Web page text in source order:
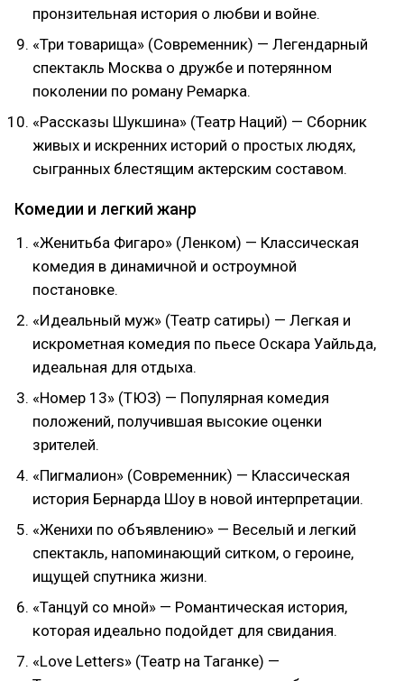
пронзительная история о любви и войне.
«Три товарища» (Современник) — Легендарный
спектакль Москва о дружбе и потерянном
поколении по роману Ремарка.
«Рассказы Шукшина» (Театр Наций) — Сборник
живых и искренних историй о простых людях,
сыгранных блестящим актерским составом.
Комедии и легкий жанр
«Женитьба Фигаро» (Ленком) — Классическая
комедия в динамичной и остроумной
постановке.
«Идеальный муж» (Театр сатиры) — Легкая и
искрометная комедия по пьесе Оскара Уайльда,
идеальная для отдыха.
«Номер 13» (ТЮЗ) — Популярная комедия
положений, получившая высокие оценки
зрителей.
«Пигмалион» (Современник) — Классическая
история Бернарда Шоу в новой интерпретации.
«Женихи по объявлению» — Веселый и легкий
спектакль, напоминающий ситком, о героине,
ищущей спутника жизни.
«Танцуй со мной» — Романтическая история,
которая идеально подойдет для свидания.
«Love Letters» (Театр на Таганке) —